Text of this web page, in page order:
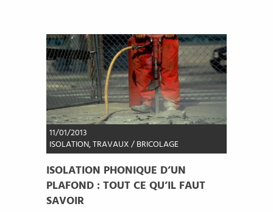
11/01/2013
ISOLATION,TRAVAUX / BRICOLAGE
ISOLATION PHONIQUE D’UN
PLAFOND : TOUT CE QU’IL FAUT
SAVOIR